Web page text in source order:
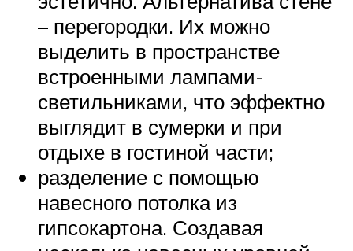
– перегородки. Их можно
выделить в пространстве
встроенными лампами-
светильниками, что эффектно
выглядит в сумерки и при
отдыхе в гостиной части;
разделение с помощью
навесного потолка из
гипсокартона. Создавая